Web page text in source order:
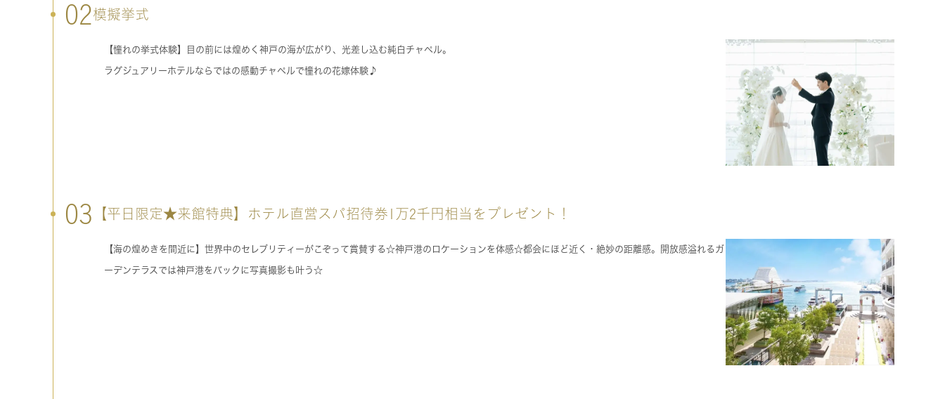
02模擬挙式
【憧れの挙式体験】目の前には煌めく神戸の海が広がり、光差し込む純白チャペル。
ラグジュアリーホテルならではの感動チャペルで憧れの花嫁体験♪
03 【平日限定★来館特典】ホテル直営スパ招待券1万2千円相当をプレゼント！
【海の煌めきを間近に】世界中のセレブリティーがこぞって賞賛する☆神戸港のロケーションを体感☆都会にほど近く・絶妙の距離感。開放感溢れるガ
ーデンテラスでは神戸港をバックに写真撮影も叶う☆